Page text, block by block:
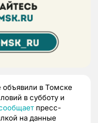
в Томске
в субботу и
пресс-
на данные